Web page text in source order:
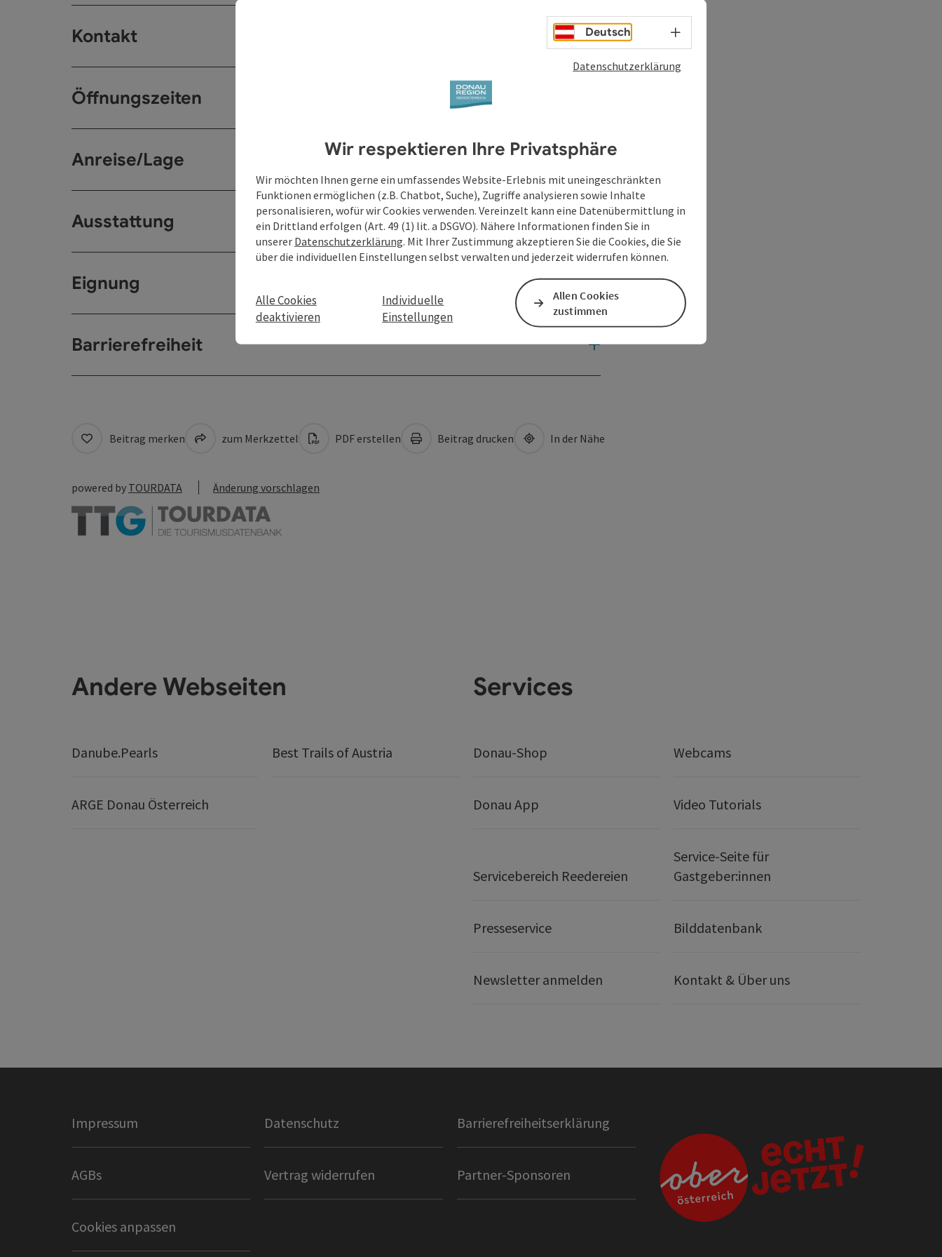
Kontakt
Öffnungszeiten
Anreise/Lage
Ausstattung
Eignung
Barrierefreiheit
Beitrag merken zum Merkzettel PDF erstellen Beitrag drucken In der Nähe
powered by TOURDATA Änderung vorschlagen
Andere Webseiten
Danube.Pearls Best Trails of Austria
ARGE Donau Österreich
Services
Donau-Shop Webcams
Donau App Video Tutorials
Servicebereich Reedereien
Service-Seite für
Gastgeber:innen
Presseservice Bilddatenbank
Newsletter anmelden Kontakt & Über uns
Impressum Datenschutz Barrierefreiheitserklärung
AGBs Vertrag widerrufen Partner-Sponsoren
Cookies anpassen
Deutsch Sprachwahl - Menü öffnen
Datenschutzerklärung
Wir respektieren Ihre Privatsphäre
Wir möchten Ihnen gerne ein umfassendes Website-Erlebnis mit uneingeschränkten
Funktionen ermöglichen (z.B. Chatbot, Suche), Zugriffe analysieren sowie Inhalte
personalisieren, wofür wir Cookies verwenden. Vereinzelt kann eine Datenübermittlung in
ein Drittland erfolgen (Art. 49 (1) lit. a DSGVO). Nähere Informationen finden Sie in
unserer Datenschutzerklärung. Mit Ihrer Zustimmung akzeptieren Sie die Cookies, die Sie
über die individuellen Einstellungen selbst verwalten und jederzeit widerrufen können.
Alle Cookies
deaktivieren
Individuelle
Einstellungen
Allen Cookies
zustimmen